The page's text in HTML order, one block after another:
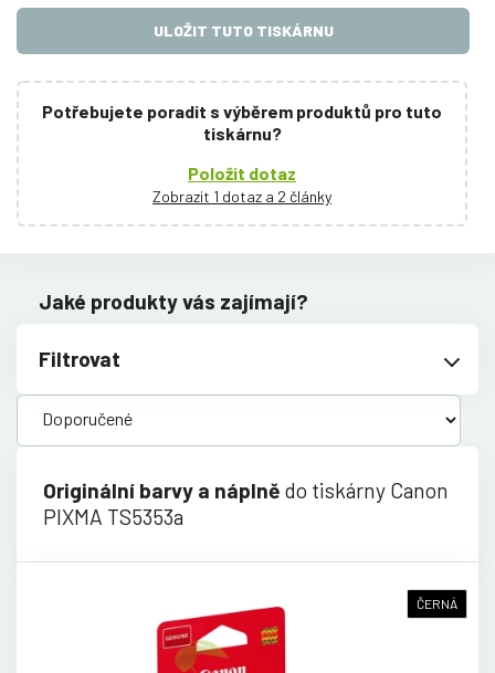
ULOŽIT TUTO TISKÁRNU
Potřebujete poradit s výběrem produktů pro tuto
tiskárnu?
Položit dotaz
Zobrazit 1 dotaz a 2 články
Jaké produkty vás zajímají?
Filtrovat
Originální barvy a náplně do tiskárny Canon
PIXMA TS5353a
ČERNÁ